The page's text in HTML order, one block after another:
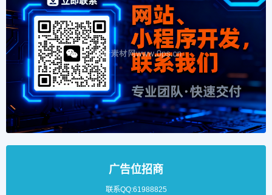
广告位招商
联系QQ:61988825